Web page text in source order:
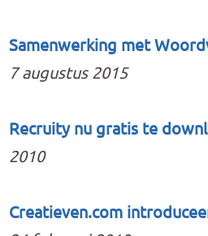
Samenwerking met
7 augustus 2015
Recruity nu gratis te
2010
Creatieven.com